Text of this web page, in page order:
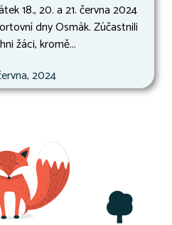
18., 20. a 21. června 2024
dny Osmák. Zúčastnili
žáci, kromě...
2024